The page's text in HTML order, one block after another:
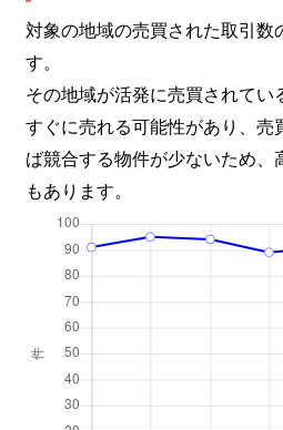
対象の地域の売買された取引
す。
その地域が活発に売買されて
すぐに売れる可能性があり、
ば競合する物件が少ないため
もあります。